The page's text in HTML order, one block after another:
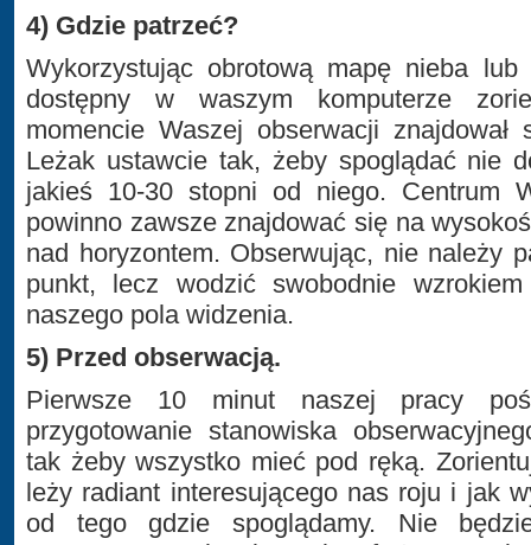
4) Gdzie patrzeć?
Wykorzystując obrotową mapę nieba
dostępny w waszym komputerze
momencie Waszej obserwacji
Leżak ustawcie tak, żeby spoglądać nie
jakieś 10-30 stopni od niego. Centrum
powinno zawsze znajdować się na
nad horyzontem. Obserwując, nie należy
punkt, lecz wodzić swobodnie
naszego pola widzenia.
5) Przed obserwacją.
Pierwsze 10 minut naszej pracy
przygotowanie stanowiska
tak żeby wszystko mieć pod ręką.
leży radiant interesującego nas roju i jak
od tego gdzie spoglądamy. Nie